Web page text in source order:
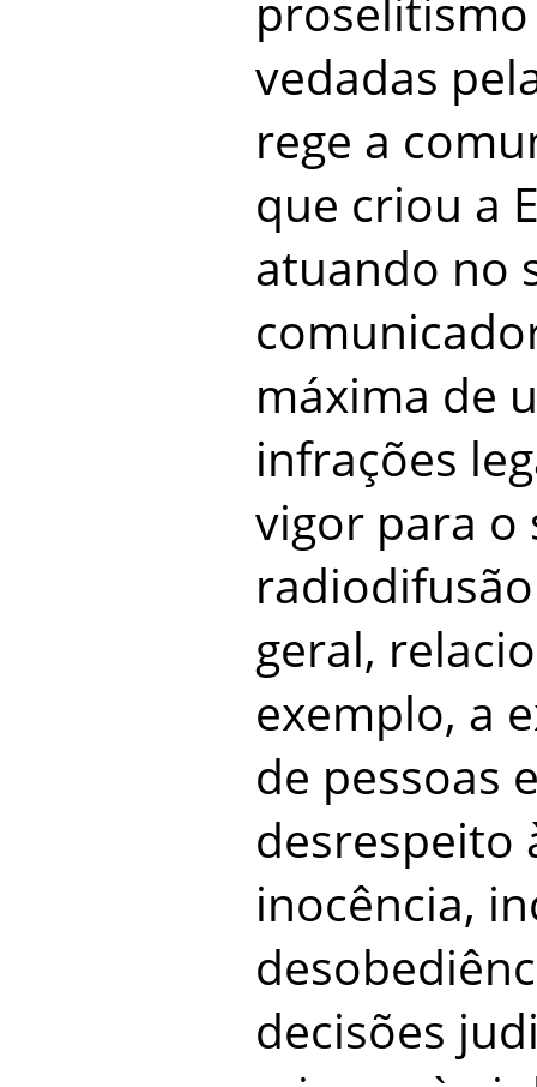
vedadas
rege a
que criou a
atuando no
máxima de
infrações
vigor para o
geral,
exemplo, a
de pessoas
desrespeito
inocência,
decisões